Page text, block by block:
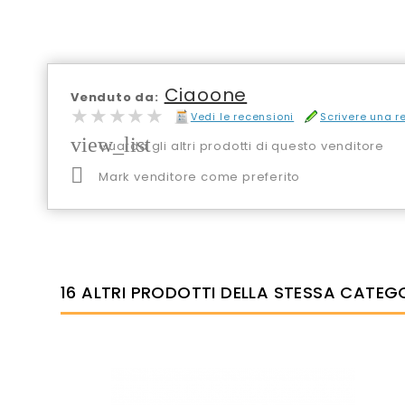
Venduto da: Ciaoone
★★★★★
★★★★★ Vedi le recensioni Scrivere una
view_list
Guarda gli altri prodotti di questo venditore
 Mark venditore come preferito
16 ALTRI PRODOTTI DELLA STESSA